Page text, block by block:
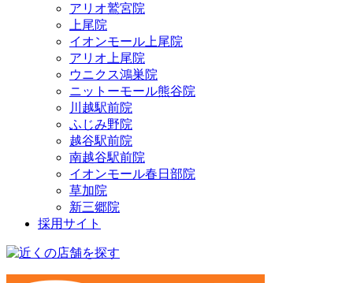
アリオ鷲宮院
上尾院
イオンモール上尾院
アリオ上尾院
ウニクス鴻巣院
ニットーモール熊谷院
川越駅前院
ふじみ野院
越谷駅前院
南越谷駅前院
イオンモール春日部院
草加院
新三郷院
採用サイト